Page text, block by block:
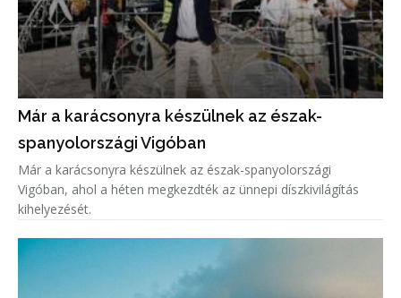
Már a karácsonyra készülnek az észak-
spanyolországi Vigóban
Már a karácsonyra készülnek az észak-spanyolországi
Vigóban, ahol a héten megkezdték az ünnepi díszkivilágítás
kihelyezését.